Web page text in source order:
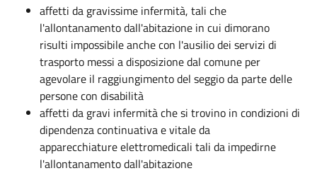
affetti da gravissime infermità, tali che
l'allontanamento dall'abitazione in cui dimorano
risulti impossibile anche con l'ausilio dei servizi di
trasporto messi a disposizione dal comune per
agevolare il raggiungimento del seggio da parte delle
persone con disabilità
affetti da gravi infermità che si trovino in condizioni di
dipendenza continuativa e vitale da
apparecchiature elettromedicali tali da impedirne
l'allontanamento dall'abitazione